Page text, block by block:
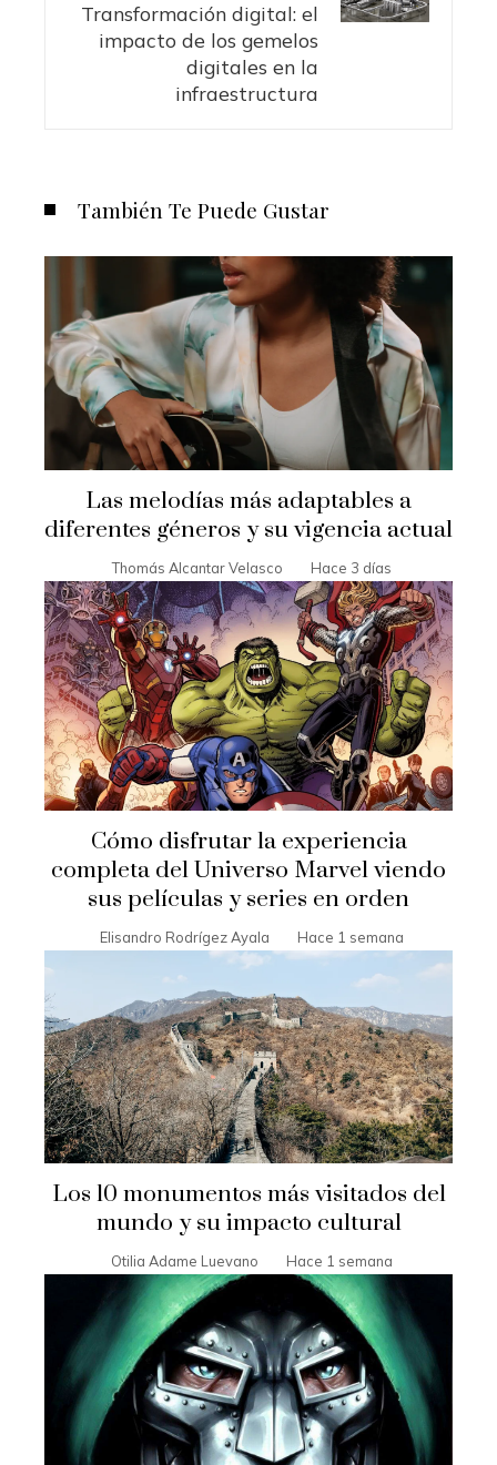
Transformación digital: el
impacto de los gemelos
digitales en la
infraestructura
También Te Puede Gustar
Las melodías más adaptables a
diferentes géneros y su vigencia actual
Thomás Alcantar Velasco Hace 3 días
Cómo disfrutar la experiencia
completa del Universo Marvel viendo
sus películas y series en orden
Elisandro Rodrígez Ayala Hace 1 semana
Los 10 monumentos más visitados del
mundo y su impacto cultural
Otilia Adame Luevano Hace 1 semana